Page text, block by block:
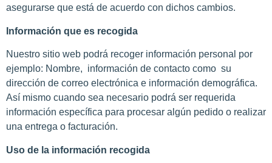
asegurarse que está de acuerdo con dichos cambios.
Información que es recogida
Nuestro sitio web podrá recoger información personal por
ejemplo: Nombre, información de contacto como su
dirección de correo electrónica e información demográfica.
Así mismo cuando sea necesario podrá ser requerida
información específica para procesar algún pedido o realizar
una entrega o facturación.
Uso de la información recogida